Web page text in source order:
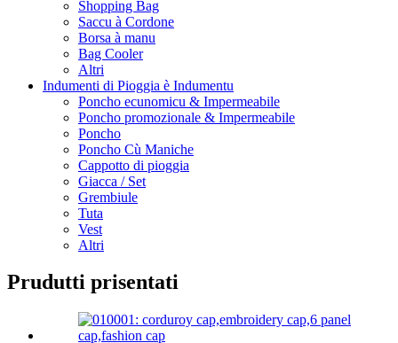
Shopping Bag
Saccu à Cordone
Borsa à manu
Bag Cooler
Altri
Indumenti di Pioggia è Indumentu
Poncho ecunomicu & Impermeabile
Poncho promozionale & Impermeabile
Poncho
Poncho Cù Maniche
Cappotto di pioggia
Giacca / Set
Grembiule
Tuta
Vest
Altri
Prudutti prisentati